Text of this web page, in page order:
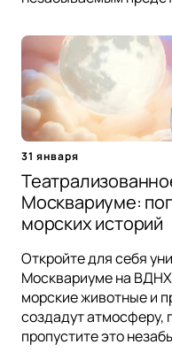
31 января
Москвариуме:
морских историй
Откройте для себя
Москвариуме на
морские животные и
создадут
пропустите это